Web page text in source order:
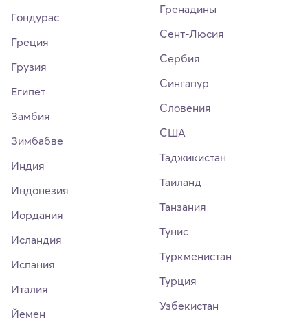
Гондурас
Греция
Грузия
Египет
Замбия
Зимбабве
Индия
Индонезия
Иордания
Исландия
Испания
Италия
Йемен
Гренадины
Сент-Люсия
Сербия
Сингапур
Словения
США
Таджикистан
Таиланд
Танзания
Тунис
Туркменистан
Турция
Узбекистан